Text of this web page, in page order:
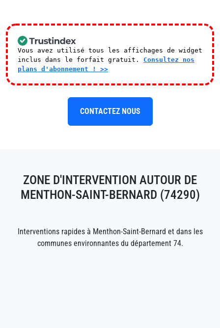
Vous avez utilisé tous les affichages de widget
inclus dans le forfait gratuit. Consultez nos
plans d'abonnement ! >>
CONTACTEZ NOUS
ZONE D'INTERVENTION AUTOUR DE
MENTHON-SAINT-BERNARD (74290)
Interventions rapides à Menthon-Saint-Bernard et dans les
communes environnantes du département 74.